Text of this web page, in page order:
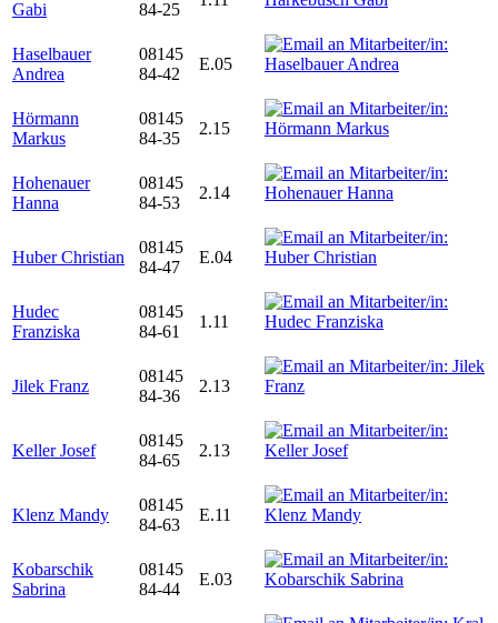
Gabi
84-25
Haselbauer
Andrea
08145
84-42
E.05
Hörmann
Markus
08145
84-35
2.15
Hohenauer
Hanna
08145
84-53
2.14
Huber Christian
08145
84-47
E.04
Hudec
Franziska
08145
84-61
1.11
Jilek Franz
08145
84-36
2.13
Keller Josef
08145
84-65
2.13
Klenz Mandy
08145
84-63
E.11
Kobarschik
Sabrina
08145
84-44
E.03